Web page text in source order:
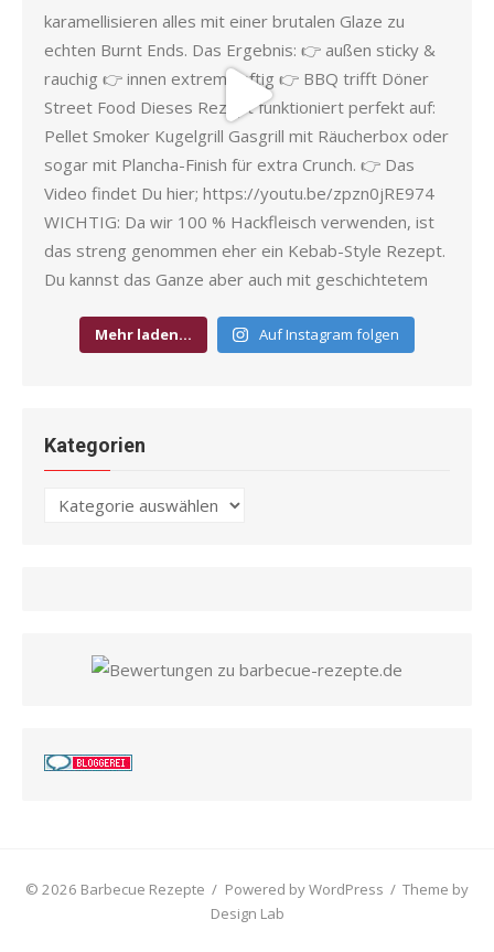
Mehr laden… Auf Instagram folgen
Kategorien
Kategorien
© 2026 Barbecue Rezepte / Powered by WordPress / Theme by
Design Lab